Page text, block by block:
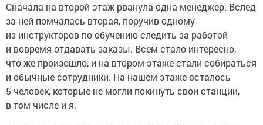
Сначала на второй этаж рванула одна менеджер. Вслед
за ней помчалась вторая, поручив одному
из инструкторов по обучению следить за работой
и вовремя отдавать заказы. Всем стало интересно,
что же произошло, и на втором этаже стали собираться
и обычные сотрудники. На нашем этаже осталось
5 человек, которые не могли покинуть свои станции,
в том числе и я.